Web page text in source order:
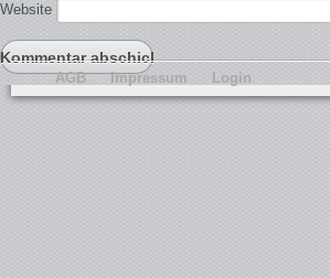
Website
AGB Impressum Login